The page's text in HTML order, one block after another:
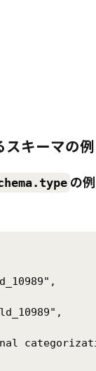
スキーマの例
の例